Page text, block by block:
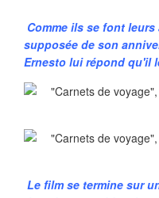
Comme ils se font
supposée de son
Ernesto lui répond qu'il
Le film se termine sur